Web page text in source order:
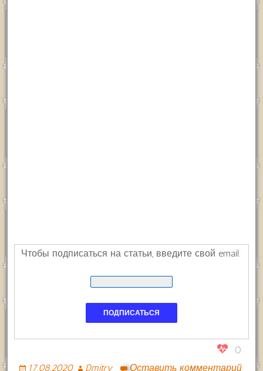
Чтобы подписаться на статьи, введите свой email:
0
17.08.2020 Dmitry
Оставить комментарий